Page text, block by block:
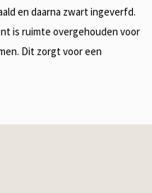
en daarna zwart ingeverfd.
is ruimte overgehouden voor
Dit zorgt voor een